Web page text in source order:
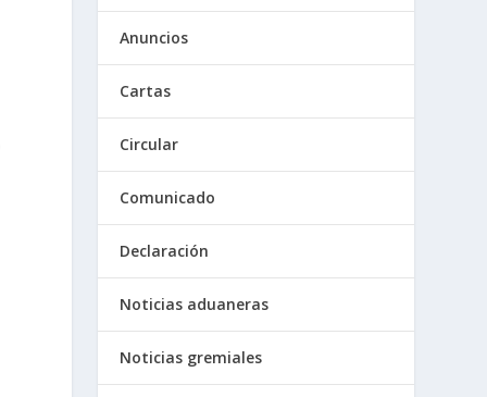
Anuncios
Cartas
Circular
Comunicado
Declaración
Noticias aduaneras
Noticias gremiales